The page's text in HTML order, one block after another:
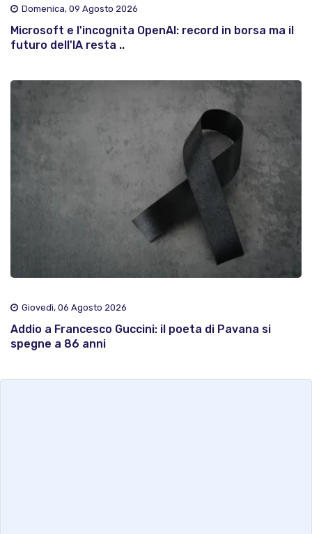
Domenica, 09 Agosto 2026
Microsoft e l'incognita OpenAI: record in borsa ma il
futuro dell'IA resta ..
Giovedì, 06 Agosto 2026
Addio a Francesco Guccini: il poeta di Pavana si
spegne a 86 anni